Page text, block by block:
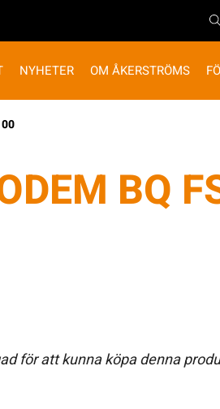
NYHETER OM ÅKERSTRÖMS
BQ
för att kunna köpa denna